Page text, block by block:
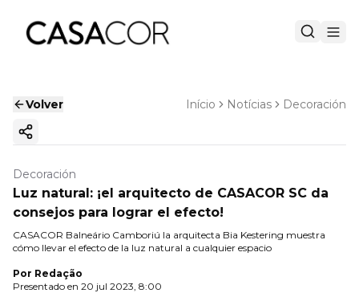
Volver Início Notícias Decoración
Copiar enlace
Decoración
Luz natural: ¡el arquitecto de CASACOR SC da
consejos para lograr el efecto!
CASACOR Balneário Camboriú la arquitecta Bia Kestering muestra
cómo llevar el efecto de la luz natural a cualquier espacio
Por Redação
Presentado en 20 jul 2023, 8:00